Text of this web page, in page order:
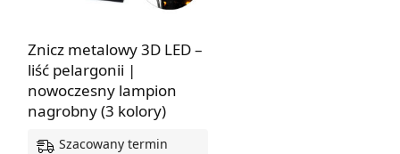
Znicz metalowy 3D LED –
liść pelargonii |
nowoczesny lampion
nagrobny (3 kolory)
Szacowany termin